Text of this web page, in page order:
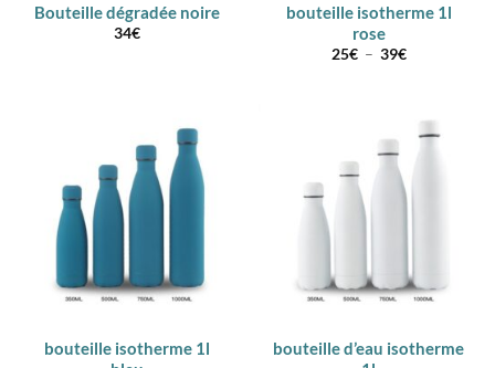
Bouteille dégradée noire
34€
bouteille isotherme 1l
rose
25€ – 39€Plage
39€
bouteille isotherme 1l
bouteille d’eau isotherme